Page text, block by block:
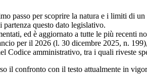
passo per scoprire la natura e i limiti di
questo dato legislativo.
ed è aggiornato a tutte le più recenti
per il 2026 (l. 30 dicembre 2025, n.
amministrativo, tra i quali riveste
il confronto con il testo attualmente in